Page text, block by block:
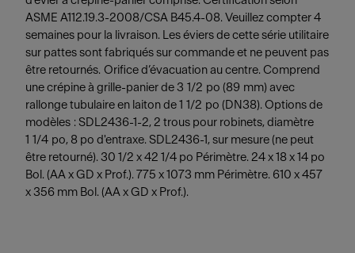
ASME A112.19.3-2008/CSA B45.4-08. Veuillez compter 4
semaines pour la livraison. Les éviers de cette série utilitaire
sur pattes sont fabriqués sur commande et ne peuvent pas
être retournés. Orifice d’évacuation au centre. Comprend
une crépine à grille-panier de 3 1/2 po (89 mm) avec
rallonge tubulaire en laiton de 1 1/2 po (DN38). Options de
modèles : SDL2436-1-2, 2 trous pour robinets, diamètre
1 1/4 po, 8 po d'entraxe. SDL2436-1, sur mesure (ne peut
être retourné). 30 1/2 x 42 1/4 po Périmètre. 24 x 18 x 14 po
Bol. (AA x GD x Prof.). 775 x 1073 mm Périmètre. 610 x 457
x 356 mm Bol. (AA x GD x Prof.).